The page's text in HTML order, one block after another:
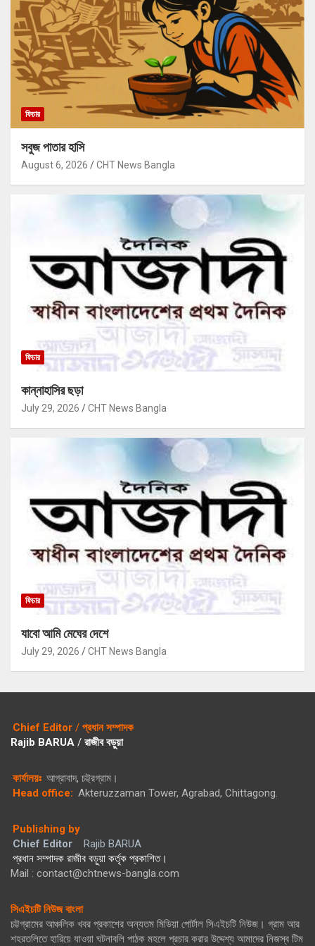
ফিচার
সবুজ পাতার হাসি
August 6, 2026 CHT News Bangla
ফিচার
কান্নাহাসির ছড়া
July 29, 2026 CHT News Bangla
ফিচার
যাবো আমি মেঘের দেশে
July 29, 2026 CHT News Bangla
Chief Editor / প্রধান সম্পাদক
Rajib BARUA / রাজীব বড়ুয়া
কার্যালয়ঃ আগ্রাবাদ, চট্ট্রগ্রাম।
Head office: Akteruzzaman Tower, Agrabad, Chittagong.
Publishing by
Chief Editor
Rajib BARUA
প্রধান সম্পাদক রাজীব বড়ুয়া কর্তৃক প্রকাশিত।
Mail : contact@chtnews-bangla.com
সিএইচটি নিউজ বাংলা
চট্টগ্রামের আঞ্চলিক খবর প্রকাশের অন্যতম মিডিয়া পোর্টাল সিএইচটি নিউজ। গ্রাম আর
শহরতলিতে হারিয়ে যাওয়া ঘটনাবলি পাঠক মহলে প্রচার করার উদ্দেশ্য আমাদের নিজস্ব টিম